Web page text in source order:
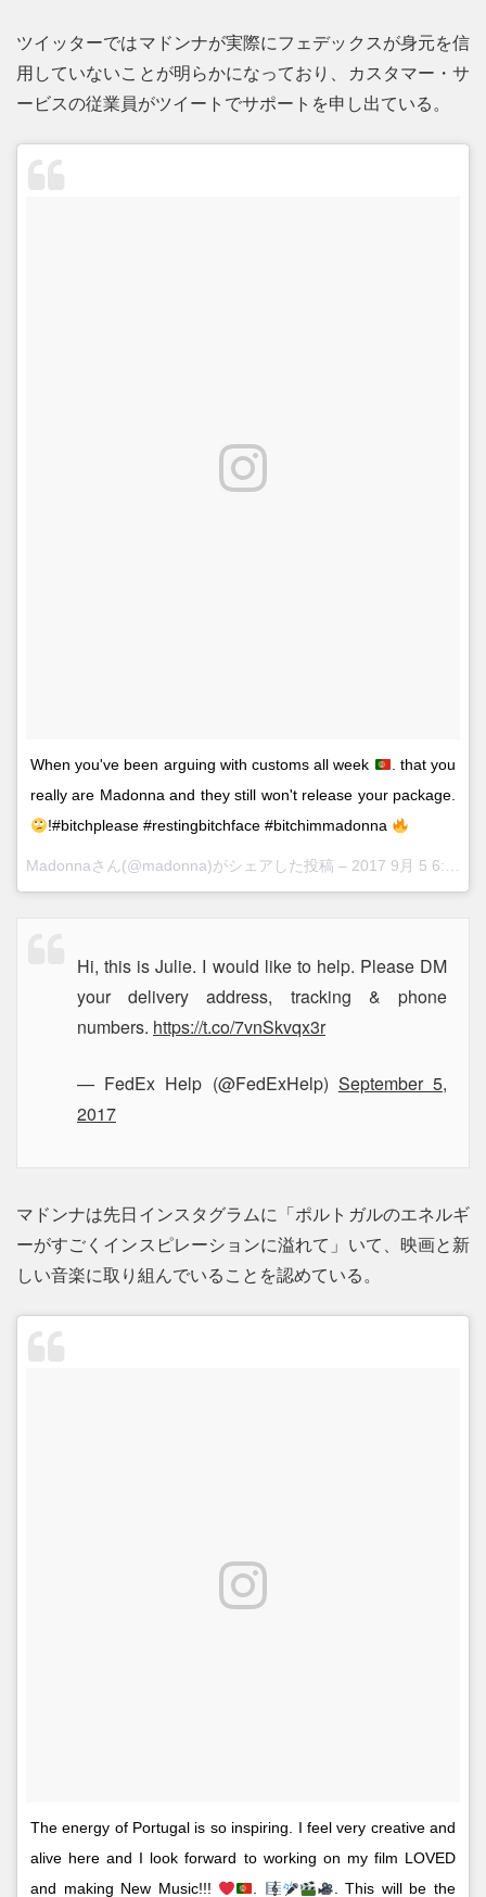
ツイッターではマドンナが実際にフェデックスが身元を信
用していないことが明らかになっており、カスタマー・サ
ービスの従業員がツイートでサポートを申し出ている。
When you've been arguing with customs all week
. that you
really are Madonna and they still won't release your package.
!#bitchplease #restingbitchface #bitchimmadonna
Madonnaさん(@madonna)がシェアした投稿 – 2017 9月 5 6:52午前 PDT
Hi, this is Julie. I would like to help. Please DM
your delivery address, tracking & phone
numbers. https://t.co/7vnSkvqx3r
— FedEx Help (@FedExHelp) September 5,
2017
マドンナは先日インスタグラムに「ポルトガルのエネルギ
ーがすごくインスピレーションに溢れて」いて、映画と新
しい音楽に取り組んでいることを認めている。
The energy of Portugal is so inspiring. I feel very creative and
alive here and I look forward to working on my film LOVED
and making New Music!!!
. . This will be the